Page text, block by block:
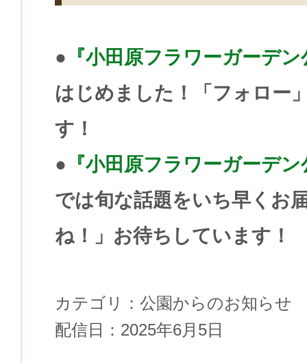
● 『小田原フラワーガーデ
はじめました！「フォロー
す！
● 『小田原フラワーガーデ
では旬な話題をいち早くお
ね！」お待ちしています！
カテゴリ： 公園からのお知らせ
配信日： 2025年6月5日